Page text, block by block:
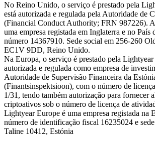
No Reino Unido, o serviço é prestado pela
está autorizada e regulada pela Autoridade de
(Financial Conduct Authority; FRN 987226).
uma empresa registada em Inglaterra e no País
número 14367910. Sede social em 256-260
EC1V 9DD, Reino Unido.
Na Europa, o serviço é prestado pela
autorizada e regulada como empresa de
Autoridade de Supervisão Financeira da
(Finantsinspektsioon), com o número de
1/31, tendo também autorização para fornecer
criptoativos sob o número de licença de
Lightyear Europe é uma empresa registada na
número de identificação fiscal 16235024 e
Taline 10412, Estónia